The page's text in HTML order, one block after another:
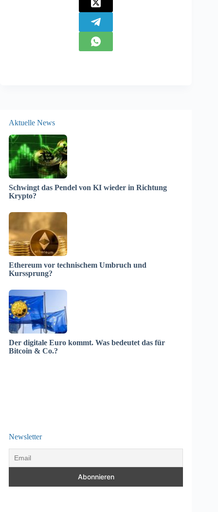
Aktuelle News
Schwingt das Pendel von KI wieder in Richtung
Krypto?
Ethereum vor technischem Umbruch und
Kurssprung?
Der digitale Euro kommt. Was bedeutet das für
Bitcoin & Co.?
Newsletter